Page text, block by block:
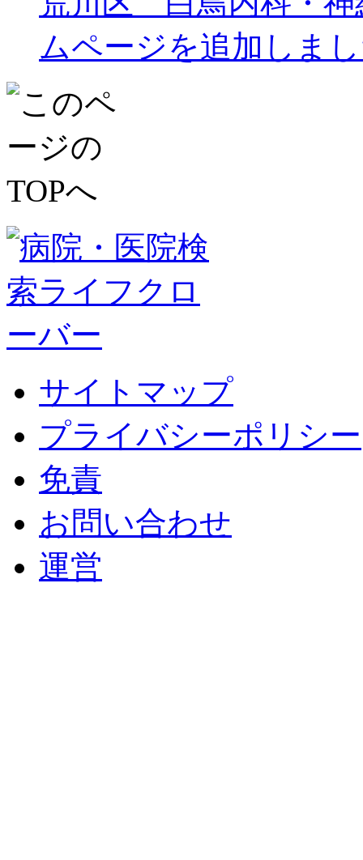
ムページを追加しま
サイトマップ
プライバシーポリシー
免責
お問い合わせ
運営